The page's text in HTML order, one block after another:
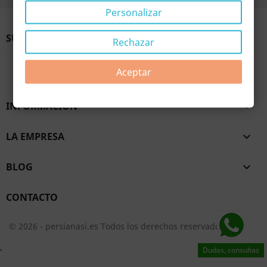
SU CUENTA
FacebookYouTubeTikTok
INFORMACION 
LA EMPRESA 
BLOG 
CONTACTO
© 2026 - persianasi.es Todos los derechos reservados.
Dudas, consultas
Personalizar
Rechazar
Aceptar